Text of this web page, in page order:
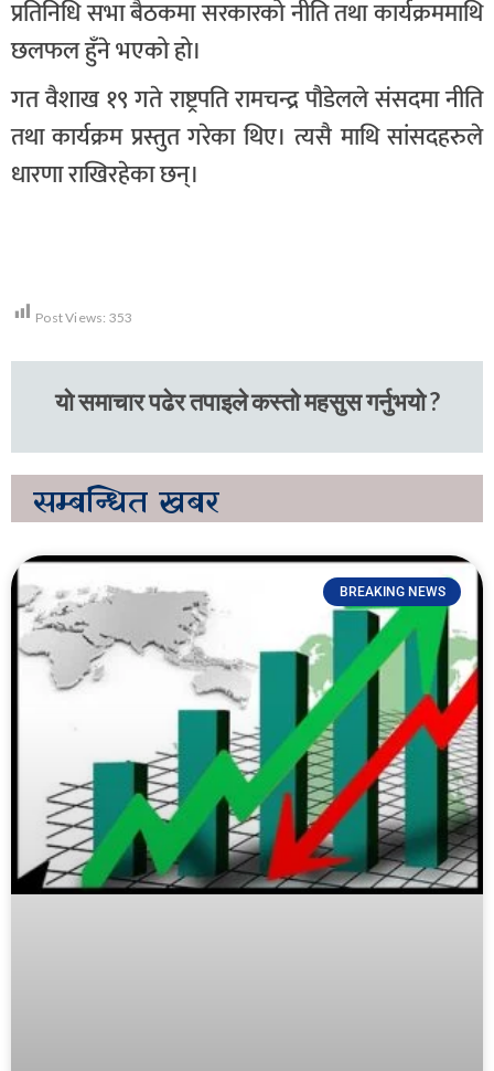
प्रतिनिधि सभा बैठकमा सरकारको नीति तथा कार्यक्रममाथि
छलफल हुँने भएको हो।
गत वैशाख १९ गते राष्ट्रपति रामचन्द्र पौडेलले संसदमा नीति
तथा कार्यक्रम प्रस्तुत गरेका थिए। त्यसै माथि सांसदहरुले
धारणा राखिरहेका छन्।
Post Views: 353
यो समाचार पढेर तपाइले कस्तो महसुस गर्नुभयो ?
सम्बन्धित खबर
BREAKING NEWS